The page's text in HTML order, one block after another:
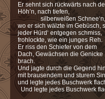
Er sehnt sich rückwärts nach
Höh’n, nach tiefen,
silberweißen Schnee‘n,
wo er sich wälzte im Gebüsch,
jeder Hürd‘ entgegen schmiss,
frohlockte, wie ein junges Reh.
Er riss den Schiefer von dem
Dach, Gewächsen die Genicke
brach.
Und jagte durch die Gegend
mit brausendem und sturem
und legte jedes Buschwerk
Und legte jedes Buschwerk